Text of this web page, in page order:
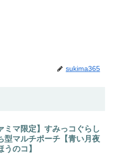
sukima365
ミマ限定】すみっコぐらし
型マルチポーチ【青い月夜
うのコ】